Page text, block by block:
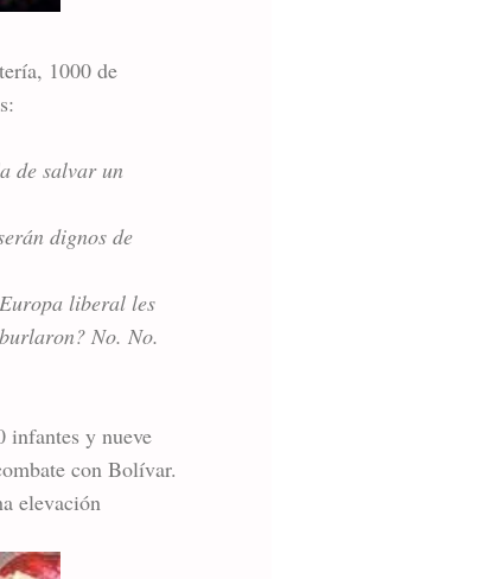
1000 de
de salvar un
dignos de
liberal les
No. No.
infantes y nueve
con Bolívar.
elevación